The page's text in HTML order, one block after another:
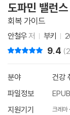
도파민 밸런스
회복 가이드
안철우저 부키
9.4
분야 건강
파일정보
지원기기
크레마